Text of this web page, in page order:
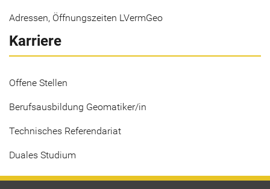
Adressen, Öffnungszeiten LVermGeo
Karriere
Offene Stellen
Berufsausbildung Geomatiker/in
Technisches Referendariat
Duales Studium